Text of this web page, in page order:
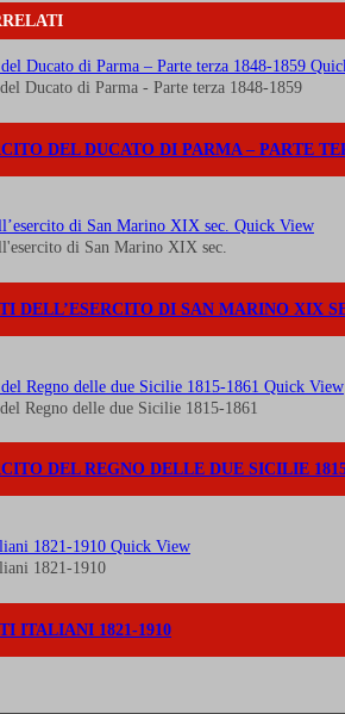
DEL DUCATO DI PARMA – PARTE
Quick View
DELL’ESERCITO DI SAN MARINO XIX
Quick View
DEL REGNO DELLE DUE SICILIE
Quick View
ITALIANI 1821-1910